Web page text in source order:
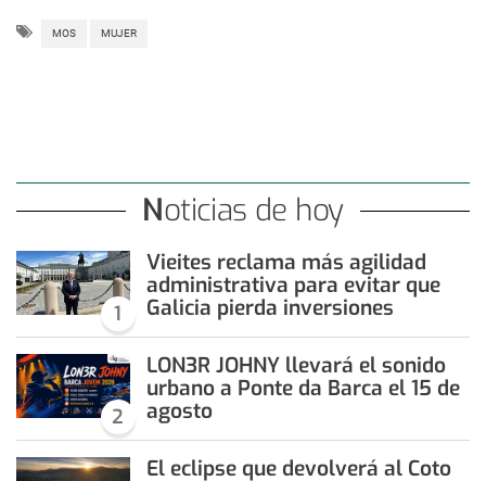
MOS MUJER
Noticias de hoy
1
Vieites reclama más agilidad
administrativa para evitar que
Galicia pierda inversiones
2
LON3R JOHNY llevará el sonido
urbano a Ponte da Barca el 15 de
agosto
El eclipse que devolverá al Coto